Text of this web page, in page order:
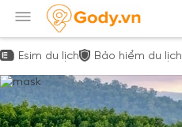
Esim du lịch Bảo hiểm du lịch